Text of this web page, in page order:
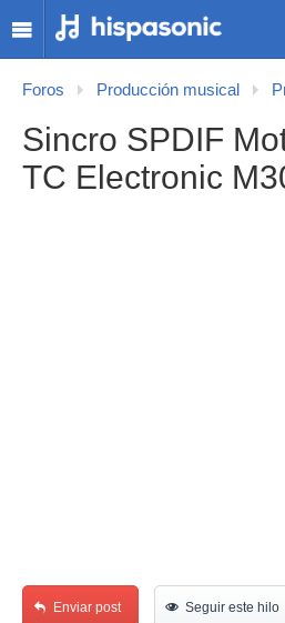
Foros Producción musical
Sincro SPDIF
TC Electronic
Enviar post Seguir este hilo